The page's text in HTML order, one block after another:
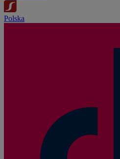
Polska